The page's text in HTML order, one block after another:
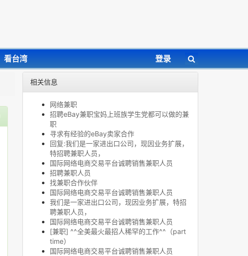
看台湾 登录
相关信息
网络兼职
招聘eBay兼职宝妈上班族学生党都可以做的兼
职
寻求有经验的eBay卖家合作
回复:我们是一家进出口公司，现因业务扩展，
特招聘兼职人员，
国际网络电商交易平台诚聘销售兼职人员
招聘兼职人员
找兼职合作伙伴
国际网络电商交易平台诚聘销售兼职人员
我们是一家进出口公司，现因业务扩展，特招
聘兼职人员，
国际网络电商交易平台诚聘销售兼职人员
[兼职] ^^全美最火最招人稀罕的工作^^（part
time）
国际网络电商交易平台诚聘销售兼职人员